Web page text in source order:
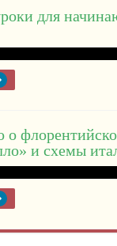
для
о
и схемы